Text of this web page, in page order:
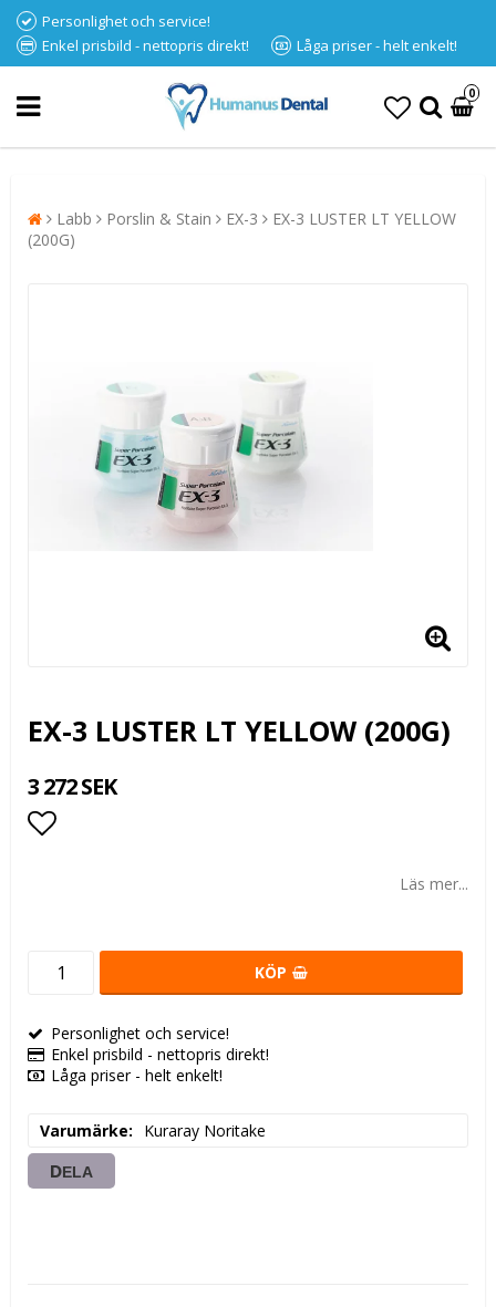
Personlighet och service!
Enkel prisbild - nettopris direkt!
Låga priser - helt enkelt!
0
Labb Porslin & Stain EX-3
EX-3 LUSTER LT YELLOW
(200G)
EX-3 LUSTER LT YELLOW (200G)
3 272 SEK
Läs mer...
KÖP
Personlighet och service!
Enkel prisbild - nettopris direkt!
Låga priser - helt enkelt!
Varumärke Kuraray Noritake
DELA